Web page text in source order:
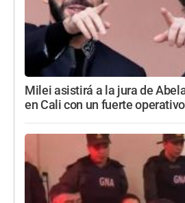
Milei asistirá a la jura de
en Cali con un fuerte